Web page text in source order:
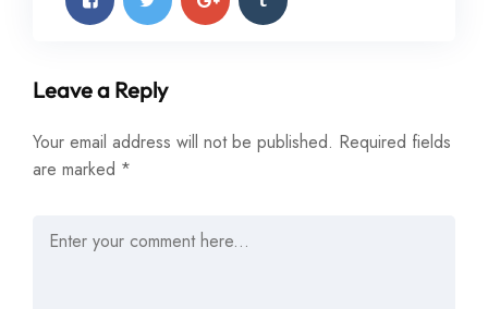
Leave a Reply
Your email address will not be published. Required fields
are marked *